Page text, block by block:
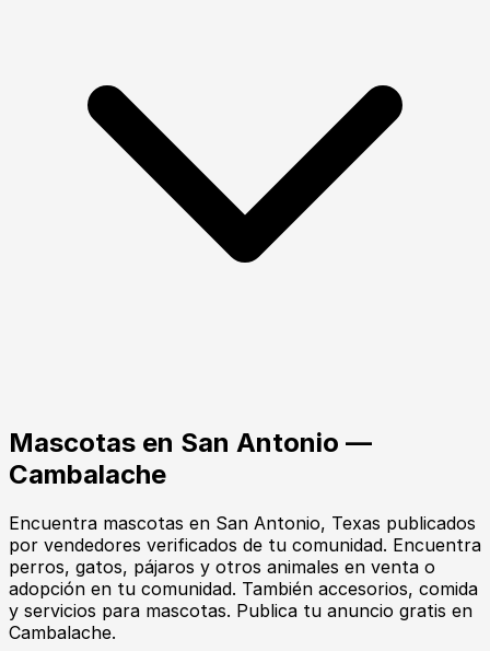
Mascotas en San Antonio —
Cambalache
Encuentra mascotas en San Antonio, Texas publicados
por vendedores verificados de tu comunidad. Encuentra
perros, gatos, pájaros y otros animales en venta o
adopción en tu comunidad. También accesorios, comida
y servicios para mascotas. Publica tu anuncio gratis en
Cambalache.